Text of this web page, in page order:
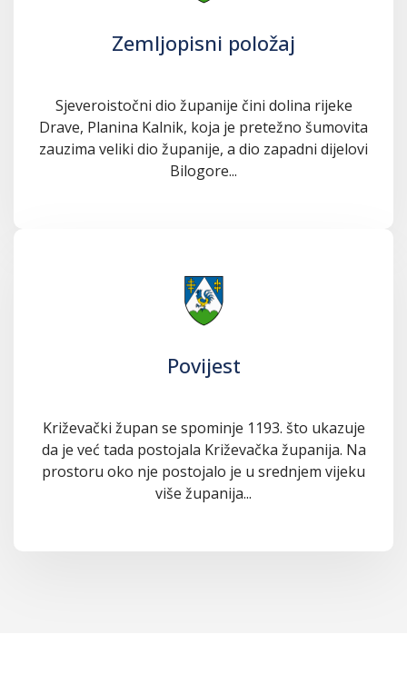
Zemljopisni položaj
Sjeveroistočni dio županije čini dolina rijeke
Drave, Planina Kalnik, koja je pretežno šumovita
zauzima veliki dio županije, a dio zapadni dijelovi
Bilogore...
Povijest
Križevački župan se spominje 1193. što ukazuje
da je već tada postojala Križevačka županija. Na
prostoru oko nje postojalo je u srednjem vijeku
više županija...